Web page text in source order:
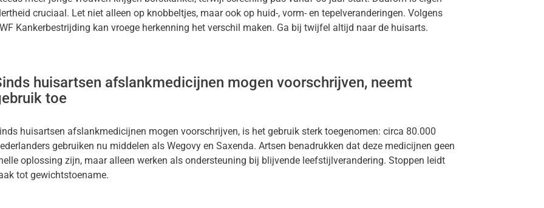
cruciaal. Let niet alleen op knobbeltjes, maar ook op huid-, vorm- en tepelveranderingen. Volgens
Kankerbestrijding kan vroege herkenning het verschil maken. Ga bij twijfel altijd naar de huisarts.
huisartsen afslankmedicijnen mogen voorschrijven, neemt
toe
huisartsen afslankmedicijnen mogen voorschrijven, is het gebruik sterk toegenomen: circa 80.000
gebruiken nu middelen als Wegovy en Saxenda. Artsen benadrukken dat deze medicijnen geen
oplossing zijn, maar alleen werken als ondersteuning bij blijvende leefstijlverandering. Stoppen leidt
tot gewichtstoename.